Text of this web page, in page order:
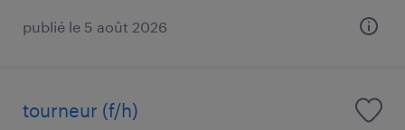
publié le 5 août 2026
tourneur (f/h)